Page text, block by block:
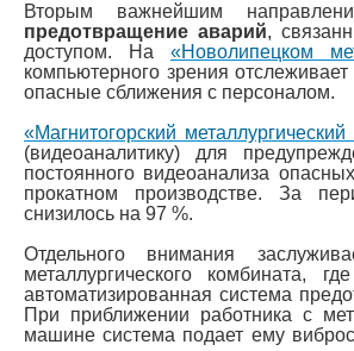
Вторым важнейшим
предотвращение аварий,
доступом. На «Новолипецком
компьютерного зрения
опасные сближения с персоналом.
«Магнитогорский
(видеоаналитику) для
постоянного видеоанализа
прокатном производстве. За
снизилось на 97 %.
Отдельного внимания
металлургического
автоматизированная система
При приближении работника с
машине система подает ему